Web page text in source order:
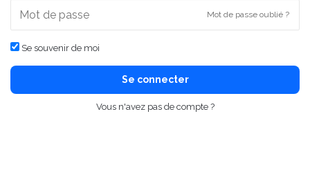
Mot de passe oublié ?
Se souvenir de moi
Se connecter
Vous n'avez pas de compte ?